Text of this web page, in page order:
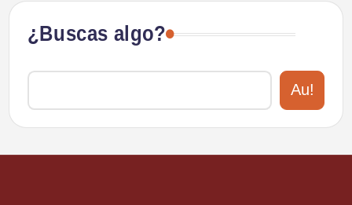
¿Buscas algo?
Au!